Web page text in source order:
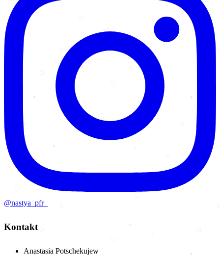
@nastya_pfr_
Kontakt
Anastasia Potschekujew